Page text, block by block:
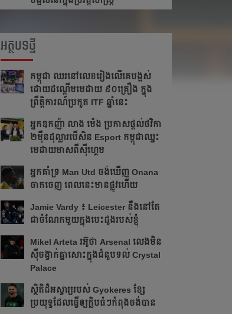
អត្ថបទថ្មី
កម្ពុជា​ ឈរនៅលេខរៀងលើគេបង្អស់​
ដោយដណ្ដើមមេដាយ​ ៩០គ្រឿង ក្នុង
ព្រឹត្ដិការណ៍ប្រកួត ITF​ ឆ្នាំនេះ
អ្នក​ឧកញ៉ា លាង ម៉េង ​ប្រកាស​ផ្ដល់​ថវិកា​
២​ម៉ឺន​ដុល្លារ​បើ​សិន​​ Esport កម្ពុជា​​ឈ្នះ​​
មេដាយ​មាស​ពី​ស៊ីហ្គេម​
អ្នក​គាំទ្រ Man Utd ចង់​ឃើញ Onana
ចាកចេញ​ ពេលនេះ​មាន​ផ្លូវ​ហើយ​​
Jamie Vardy ៖ Leicester នឹង​នៅ​តែ​
ជា​ចំណែក​មួយ​ក្នុង​បេះដូង​របស់​ខ្ញុំ​
Mikel Arteta ​រអ៊ូ​ថា​​ Arsenal លេង​មិន​
ស៊ី​ចង្វាក់​គ្នា​​សោះ​ក្នុង​ជំនួប​ទល់ Crystal
Palace
​ស្ថិតិ​ដ៏​អស្ចារ្យ​​របស់ Gyokeres ខ្សែ​
ប្រយុទ្ធ​ដែល​​ធ្វើ​ឲ្យ​ក្លិប​ធំៗ​កំពុង​ចង់បាន​